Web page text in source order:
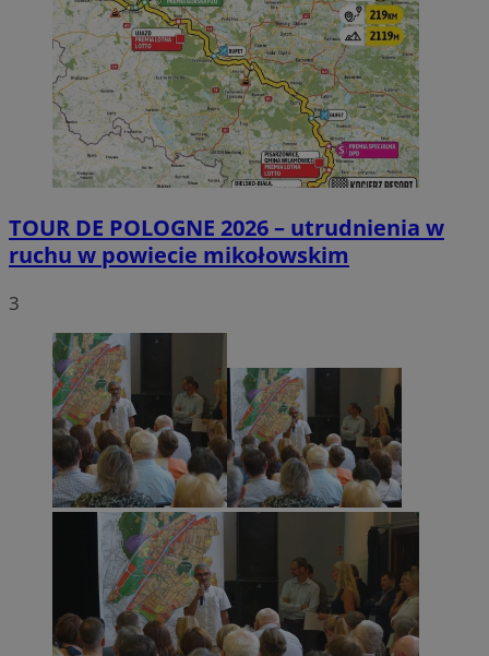
TOUR DE POLOGNE 2026 – utrudnienia w
ruchu w powiecie mikołowskim
3